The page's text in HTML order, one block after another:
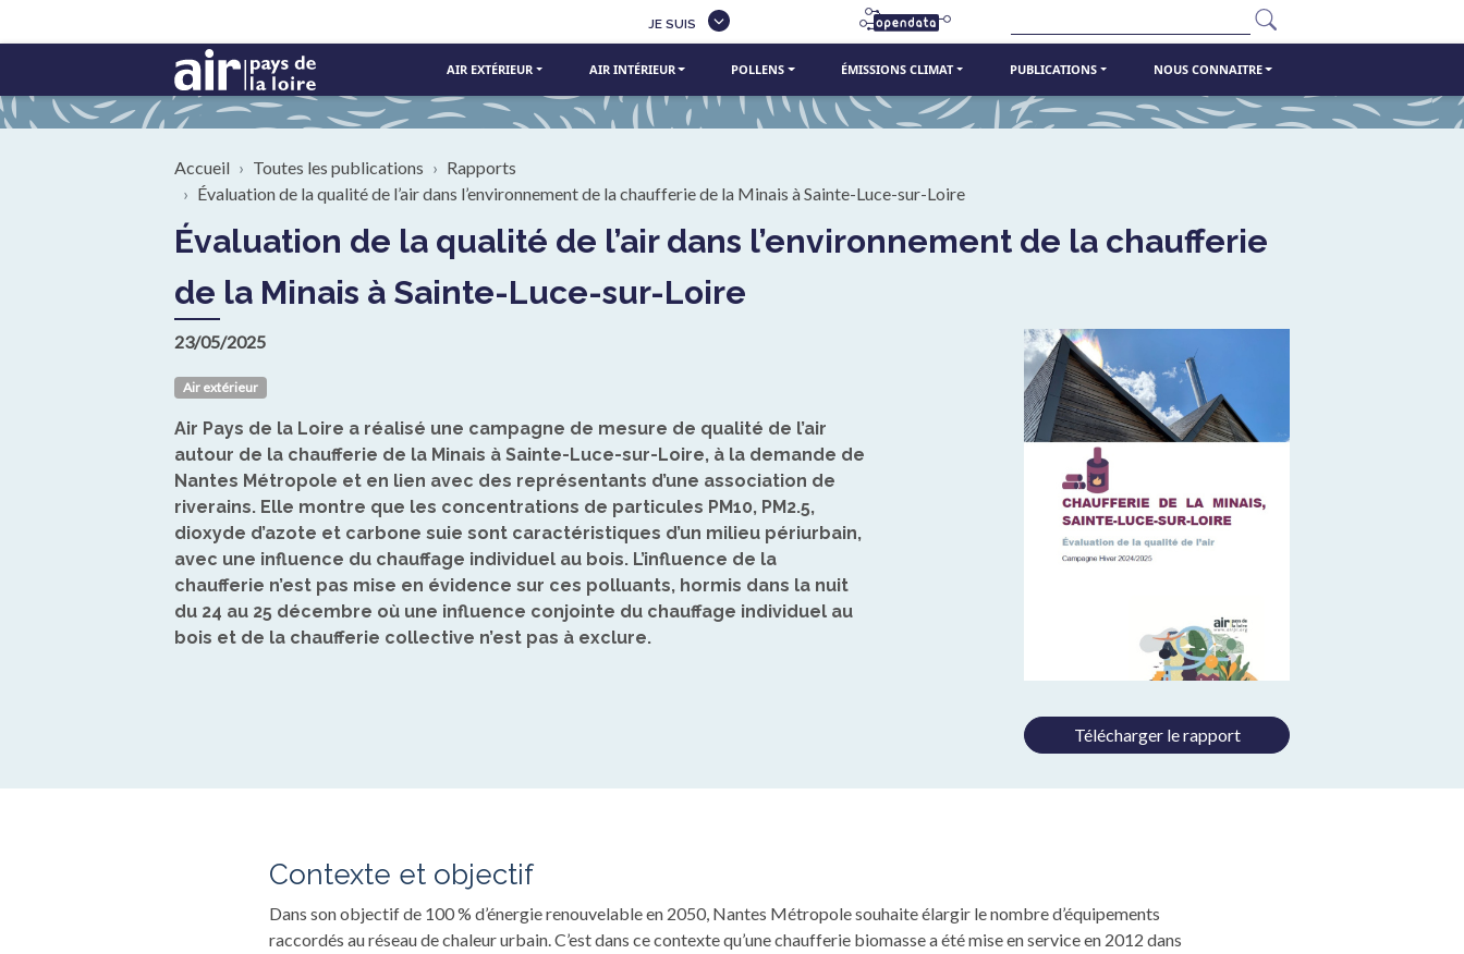
JE SUIS
AIR EXTÉRIEUR AIR INTÉRIEUR POLLENS ÉMISSIONS CLIMAT PUBLICATIONS NOUS CONNAITRE
Fil d'Ariane
Accueil Toutes les publications
Rapports
Évaluation de la qualité de l’air dans l’environnement de la chaufferie de la Minais à Sainte-Luce-sur-Loire
Évaluation de la qualité de l’air dans l’environnement de la chaufferie
de la Minais à Sainte-Luce-sur-Loire
23/05/2025
Air extérieur
Air Pays de la Loire a réalisé une campagne de mesure de qualité de l’air
autour de la chaufferie de la Minais à Sainte-Luce-sur-Loire, à la demande de
Nantes Métropole et en lien avec des représentants d’une association de
riverains. Elle montre que les concentrations de particules PM10, PM2.5,
dioxyde d’azote et carbone suie sont caractéristiques d’un milieu périurbain,
avec une influence du chauffage individuel au bois. L’influence de la
chaufferie n’est pas mise en évidence sur ces polluants, hormis dans la nuit
du 24 au 25 décembre où une influence conjointe du chauffage individuel au
bois et de la chaufferie collective n’est pas à exclure.
Télécharger le rapport
Contexte et objectif
Dans son objectif de 100 % d’énergie renouvelable en 2050, Nantes Métropole souhaite élargir le nombre d’équipements
raccordés au réseau de chaleur urbain. C’est dans ce contexte qu’une chaufferie biomasse a été mise en service en 2012 dans